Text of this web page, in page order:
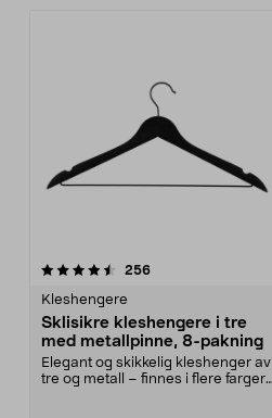
256anmeldelser
Kleshengere
Sklisikre kleshengere i tre
med metallpinne, 8-pakning
Elegant og skikkelig kleshenger av
tre og metall – finnes i flere farger.
4.5av 5 stjerner